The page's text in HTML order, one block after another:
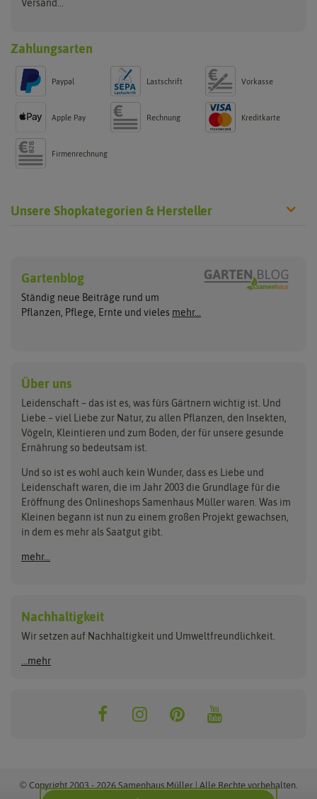
Versand...
Zahlungsarten
Paypal Lastschrift Vorkasse
Apple Pay Rechnung Kreditkarte
Firmenrechnung
Unsere Shopkategorien & Hersteller
Exotische Samen
Gemüsesamen
Gründünger
Kräutersamen
Obstsamen
Pilzbrut
Rasensamen
Steckzwiebeln
Zimmer & Kübelpflanzen
Kataloge
Schnäppchen
Anzucht & Gartenzubehör
Anzuchtschalen
Heizmatte & Heizkabel
Kokos-Quelltabletten
Zimmergewächshaus
Maissamen
Arche Noah
ASB Greenworld
Benary
Bingenheimer Saatgut
Bionana
BIOWOL
Blumicorn
Bûten Birds
Carl Pabst
Clever Pots
COMPO
Dürr-Samen
Feldsaaten Freudenberger
Fertil
Flora Elite
Florissa
Flortis
Franchi Sementi
Hortitops
JUB Holland
Gartenblog
Ständig neue Beiträge rund um
Pflanzen, Pflege, Ernte und vieles mehr...
Über uns
Leidenschaft – das ist es, was fürs Gärtnern wichtig ist. Und
Liebe – viel Liebe zur Natur, zu allen Pflanzen, den Insekten,
Vögeln, Kleintieren und zum Boden, der für unsere gesunde
Ernährung so bedeutsam ist.
Und so ist es wohl auch kein Wunder, dass es Liebe und
Leidenschaft waren, die im Jahr 2003 die Grundlage für die
Eröffnung des Onlineshops Samenhaus Müller waren. Was im
Kleinen begann ist nun zu einem großen Projekt gewachsen,
in dem es mehr als Saatgut gibt.
mehr...
Nachhaltigkeit
Wir setzen auf Nachhaltigkeit und Umweltfreundlichkeit.
...mehr
© Copyright 2003 - 2026 Samenhaus Müller | Alle Rechte vorbehalten.